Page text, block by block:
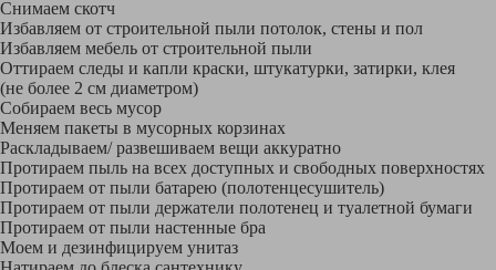
Снимаем скотч
Избавляем от строительной пыли потолок, стены и пол
Избавляем мебель от строительной пыли
Оттираем следы и капли краски, штукатурки, затирки, клея
(не более 2 см диаметром)
Собираем весь мусор
Меняем пакеты в мусорных корзинах
Раскладываем/ развешиваем вещи аккуратно
Протираем пыль на всех доступных и свободных поверхностях
Протираем от пыли батарею (полотенцесушитель)
Протираем от пыли держатели полотенец и туалетной бумаги
Протираем от пыли настенные бра
Моем и дезинфицируем унитаз